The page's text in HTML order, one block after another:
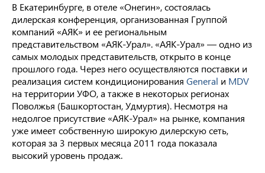
В Екатеринбурге, в отеле «Онегин», состоялась
дилерская конференция, организованная Группой
компаний «АЯК» и ее региональным
представительством «АЯК-Урал». «АЯК-Урал» — одно из
самых молодых представительств, открыто в конце
прошлого года. Через него осуществляются поставки и
реализация систем кондиционирования General и MDV
на территории УФО, а также в некоторых регионах
Поволжья (Башкортостан, Удмуртия). Несмотря на
недолгое присутствие «АЯК-Урал» на рынке, компания
уже имеет собственную широкую дилерскую сеть,
которая за 3 первых месяца 2011 года показала
высокий уровень продаж.